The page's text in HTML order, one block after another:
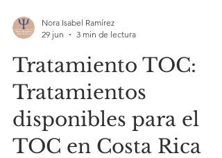
Nora Isabel Ramírez
29 jun
3 min de lectura